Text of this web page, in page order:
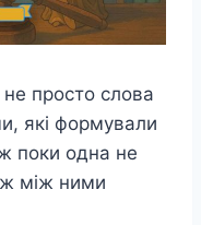
не просто слова
які формували
поки одна не
ж між ними